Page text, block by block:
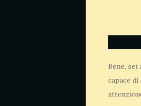
Bene,
capace